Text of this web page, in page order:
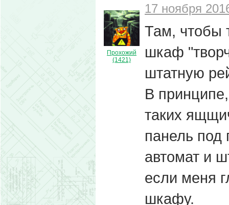
Прохожий
(1421)
17 ноября
Там, чтобы
шкаф
штатную
В
таких
панель под
автомат и
если меня
шкафу.